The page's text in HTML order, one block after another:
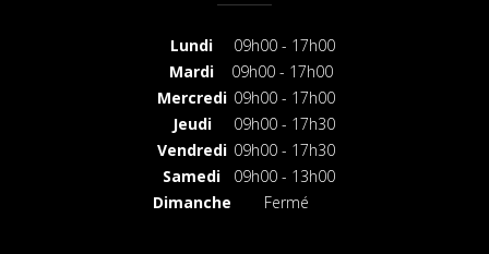
Lundi
09h00 - 17h00
Mardi
09h00 - 17h00
Mercredi 09h00 - 17h00
Jeudi
09h00 - 17h30
Vendredi 09h00 - 17h30
Samedi
09h00 - 13h00
Dimanche
Fermé